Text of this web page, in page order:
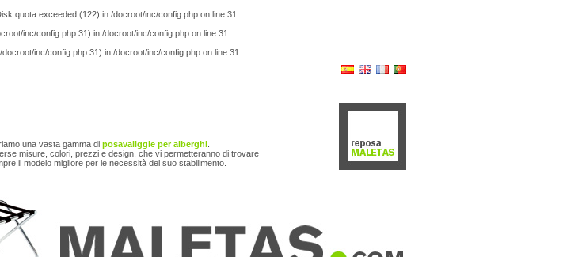
quota exceeded (122) in /docroot/inc/config.php on line 31
inc/config.php:31) in /docroot/inc/config.php on line 31
inc/config.php:31) in /docroot/inc/config.php on line 31
una vasta gamma di posavaliggie per alberghi
misure, colori, prezzi e design, che vi permetteranno di trovare
il modelo migliore per le necessità del suo stabilimento.